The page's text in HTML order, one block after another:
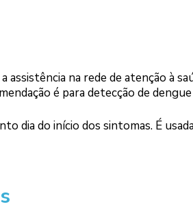
assistência na rede de atenção à
é para detecção de
dia do início dos sintomas. É